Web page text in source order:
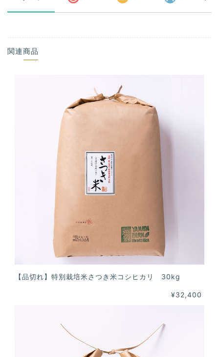
関連商品
【品切れ】特別栽培米さつき米コシヒカリ 30kg
¥32,400